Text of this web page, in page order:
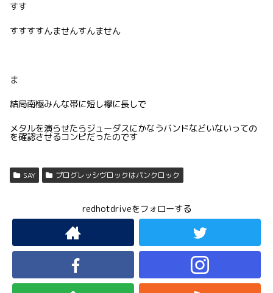
すす
すすすすんませんすんません
ま
結局南極みんな帯に短し襷に長しで
メタルを演らせたらジューダスにかなうバンドなどいないっての
を確認させるコンピだったのです
SAY プログレッシヴロックはパンクロック
redhotdriveをフォローする